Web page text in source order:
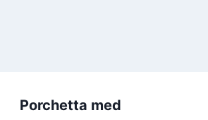
Porchetta med